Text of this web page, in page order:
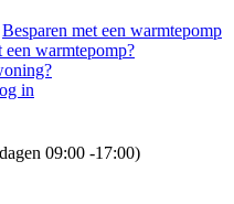
Besparen met een warmtepomp
warmtepomp?
in
09:00 -17:00)